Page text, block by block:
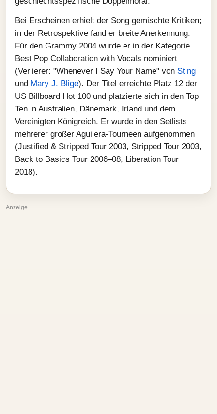
Bei Erscheinen erhielt der Song gemischte Kritiken;
in der Retrospektive fand er breite Anerkennung.
Für den Grammy 2004 wurde er in der Kategorie
Best Pop Collaboration with Vocals nominiert
(Verlierer: "Whenever I Say Your Name" von Sting
und Mary J. Blige). Der Titel erreichte Platz 12 der
US Billboard Hot 100 und platzierte sich in den Top
Ten in Australien, Dänemark, Irland und dem
Vereinigten Königreich. Er wurde in den Setlists
mehrerer großer Aguilera-Tourneen aufgenommen
(Justified & Stripped Tour 2003, Stripped Tour 2003,
Back to Basics Tour 2006–08, Liberation Tour
2018).
Anzeige